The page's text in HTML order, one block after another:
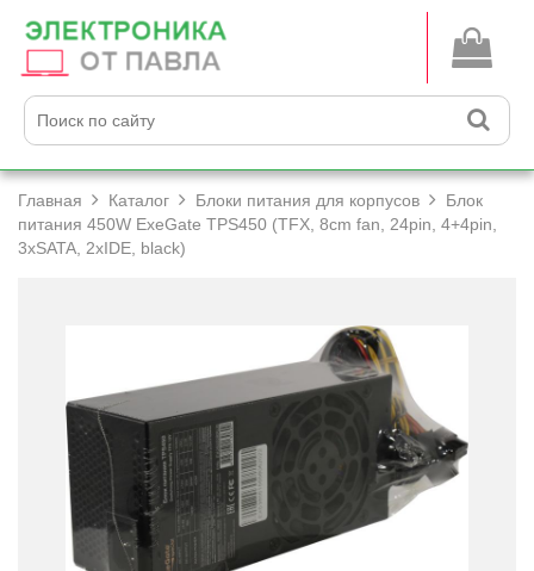
Главная Каталог Блоки питания для корпусов
Блок
питания 450W ExeGate TPS450 (TFX, 8cm fan, 24pin, 4+­4pin,
3xSATA, 2xIDE, black)